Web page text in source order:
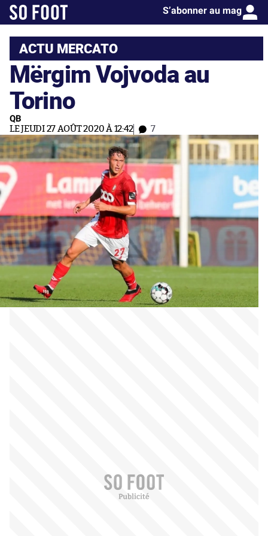
S’abonner au mag
ACTU MERCATO
Mërgim Vojvoda au
Torino
QB
LE JEUDI 27 AOÛT 2020 À 12:42 7